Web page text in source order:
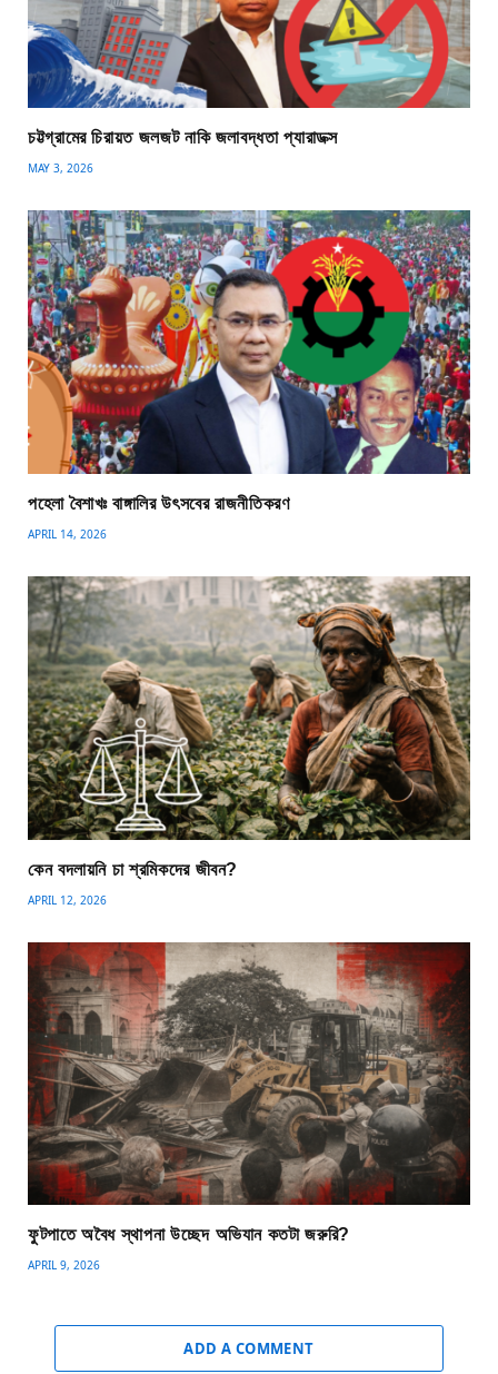
চট্টগ্রামের চিরায়ত জলজট নাকি জলাবদ্ধতা প্যারাডক্স
MAY 3, 2026
পহেলা বৈশাখঃ বাঙ্গালির উৎসবের রাজনীতিকরণ
APRIL 14, 2026
কেন বদলায়নি চা শ্রমিকদের জীবন?
APRIL 12, 2026
ফুটপাতে অবৈধ স্থাপনা উচ্ছেদ অভিযান কতটা জরুরি?
APRIL 9, 2026
ADD A COMMENT